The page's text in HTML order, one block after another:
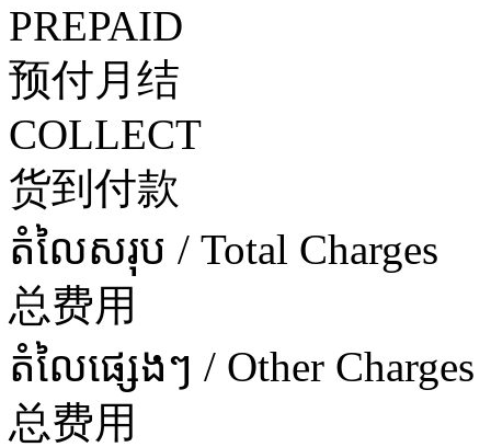
PREPAID
预付月结
COLLECT
货到付款
តំលៃសរុប / Total Charges
总费用
តំលៃផ្សេងៗ / Other Charges
总费用